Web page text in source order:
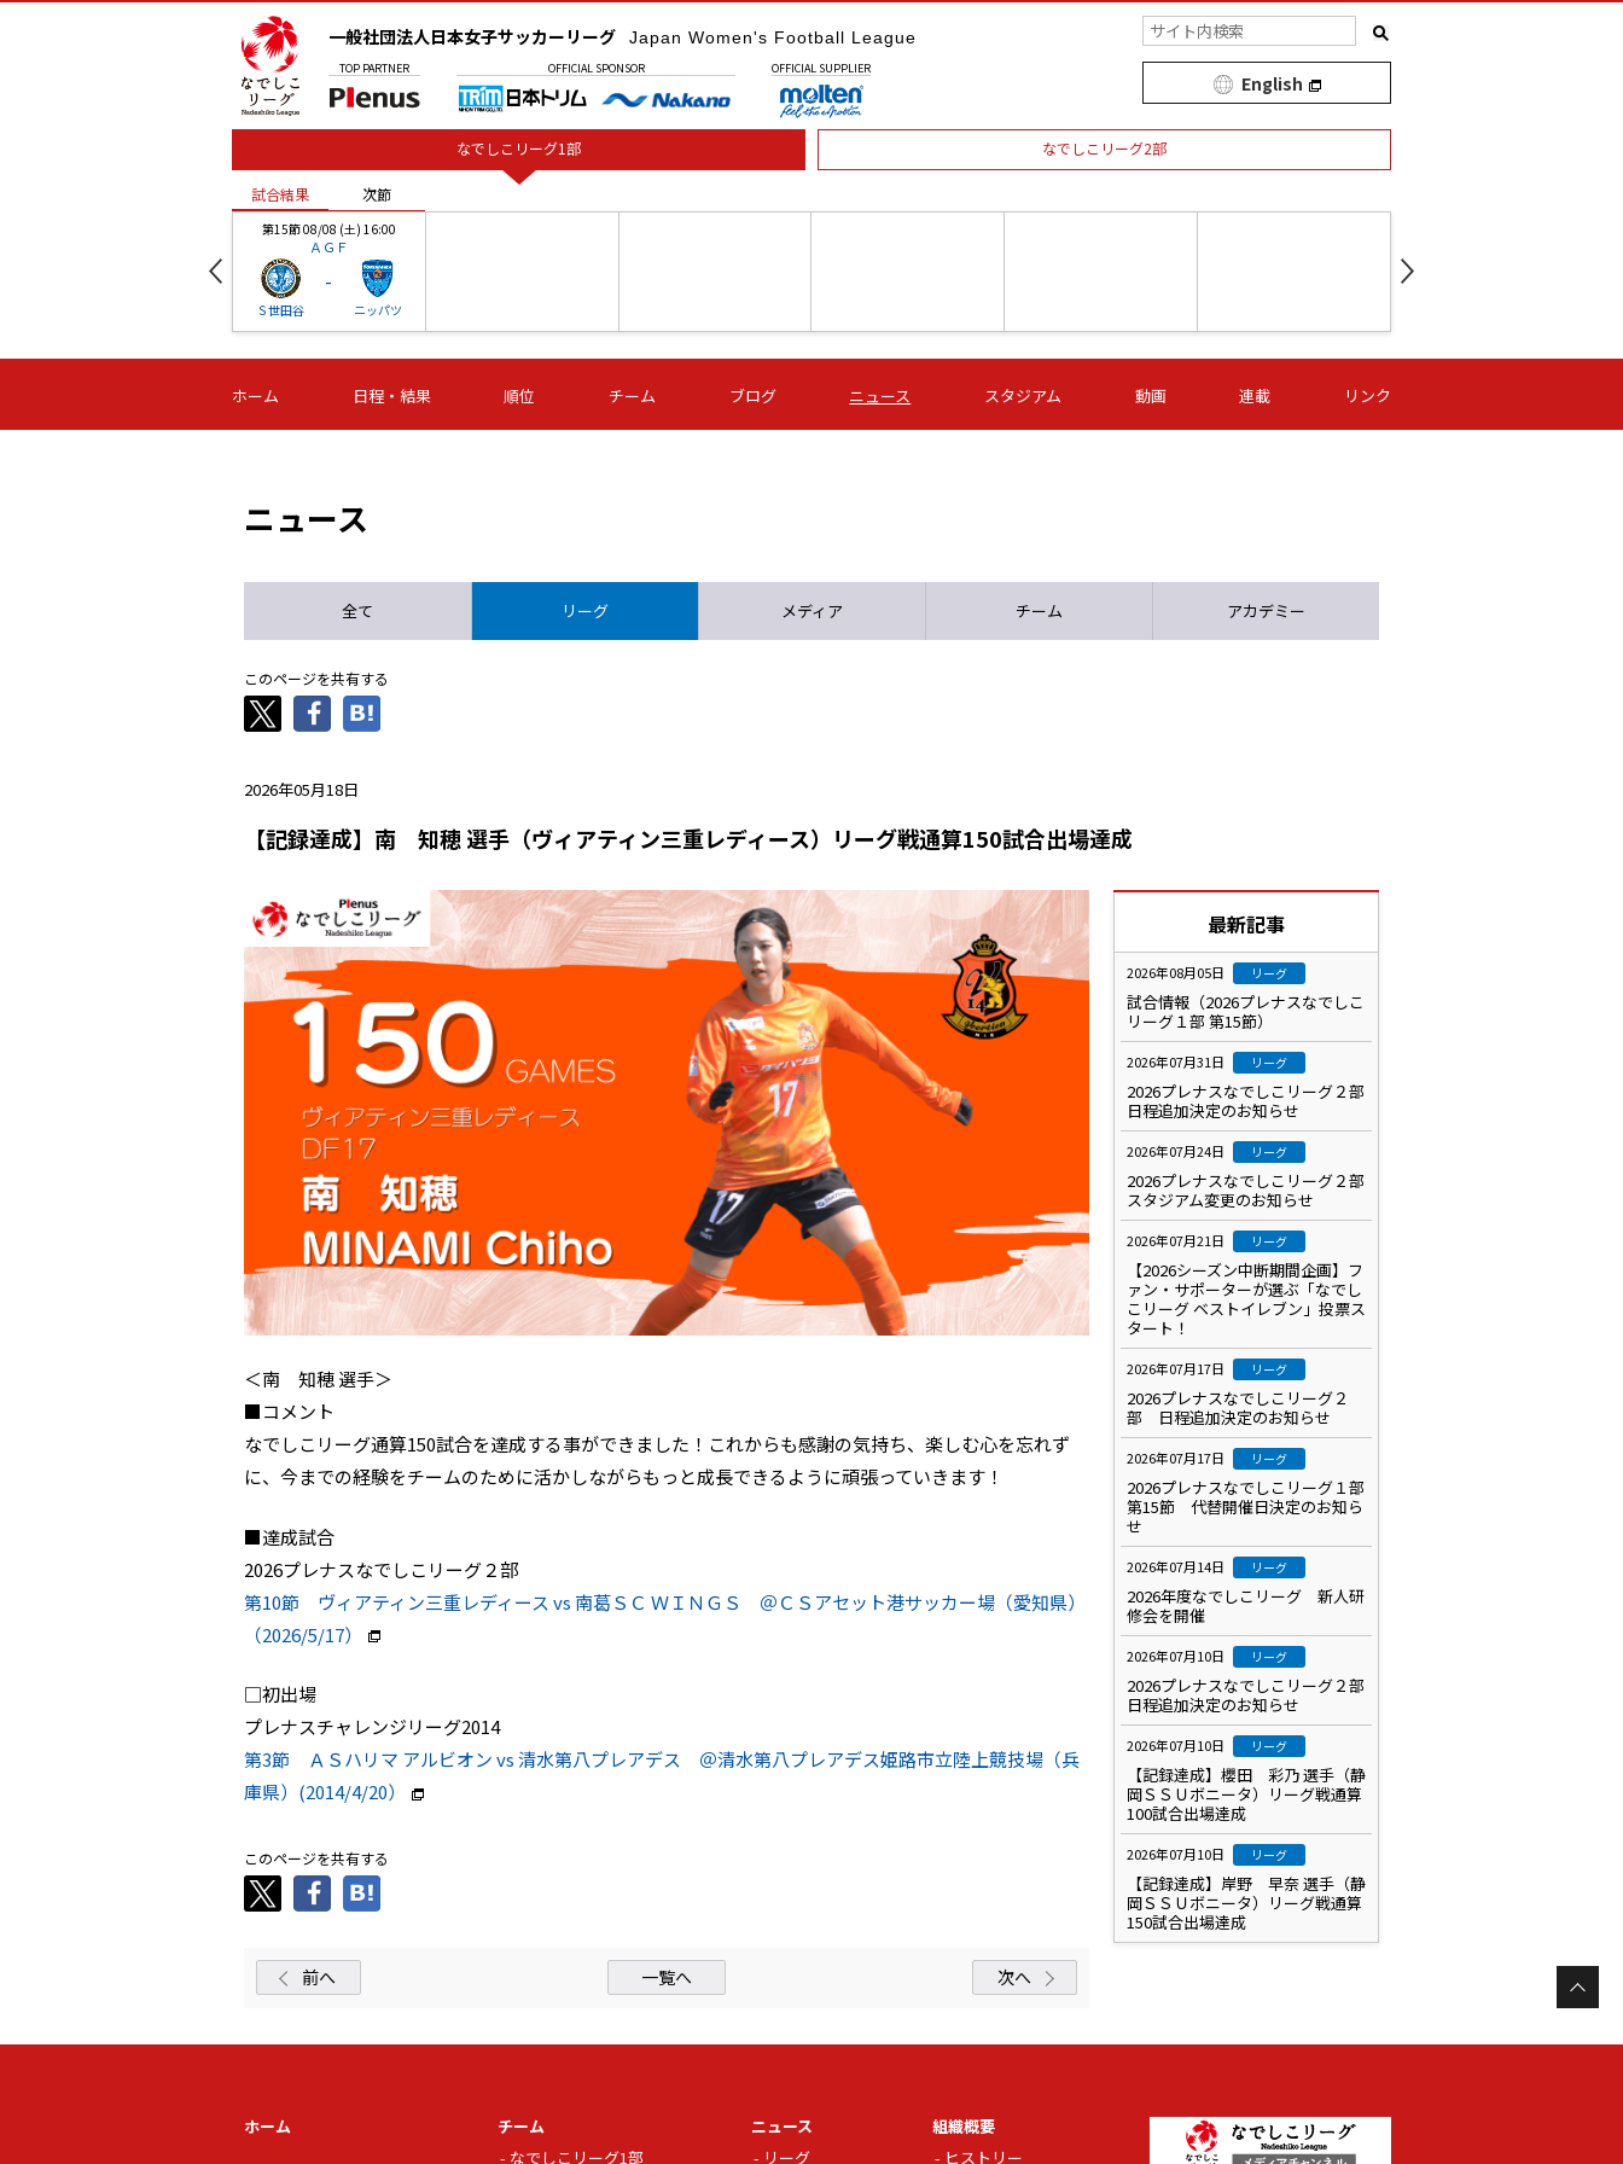
一般社団法人日本女子サッカーリーグ Japan Women's Football League
TOP PARTNER OFFICIAL SPONSOR OFFICIAL SUPPLIER
English
なでしこリーグ1部 なでしこリーグ2部
試合結果 次節
第15節 08/08 (土) 16:00
ＡＧＦ
Ｓ世田谷
-
ニッパツ
-
第16節 09/05 (土) 15:00
ニッパツ
-
第16節 09/05 (土) 15:00
石人の星
-
第16節 09/05 (土) 16:00
ＡＧＦ
-
いちご
-
第16節 09/06 (日) 15:00
-
第16節 09/06 (日) 15:00
- -
試合結果 次節
ホーム 日程・結果 順位 チーム ブログ ニュース スタジアム 動画 連載 リンク
ニュース
全て リーグ メディア チーム アカデミー
このページを共有する
2026年05月18日
【記録達成】南 知穂 選手（ヴィアティン三重レディース）リーグ戦通算150試合出場達成
＜南 知穂 選手＞
■コメント
なでしこリーグ通算150試合を達成する事ができました！これからも感謝の気持ち、楽しむ心を忘れず
に、今までの経験をチームのために活かしながらもっと成長できるように頑張っていきます！
■達成試合
2026プレナスなでしこリーグ２部
第10節 ヴィアティン三重レディース vs 南葛ＳＣ ＷＩＮＧＳ ＠ＣＳアセット港サッカー場（愛知県）
（2026/5/17）
□初出場
プレナスチャレンジリーグ2014
第3節 ＡＳハリマ アルビオン vs 清水第八プレアデス ＠清水第八プレアデス姫路市立陸上競技場（兵
庫県）(2014/4/20）
このページを共有する
前へ 一覧へ 次へ
最新記事
2026年08月05日 リーグ
試合情報（2026プレナスなでしこ
リーグ１部 第15節）
2026年07月31日 リーグ
2026プレナスなでしこリーグ２部
日程追加決定のお知らせ
2026年07月24日 リーグ
2026プレナスなでしこリーグ２部
スタジアム変更のお知らせ
2026年07月21日 リーグ
【2026シーズン中断期間企画】フ
ァン・サポーターが選ぶ「なでし
こリーグ ベストイレブン」投票ス
タート！
2026年07月17日 リーグ
2026プレナスなでしこリーグ２
部 日程追加決定のお知らせ
2026年07月17日 リーグ
2026プレナスなでしこリーグ１部
第15節 代替開催日決定のお知ら
せ
2026年07月14日 リーグ
2026年度なでしこリーグ 新人研
修会を開催
2026年07月10日 リーグ
2026プレナスなでしこリーグ２部
日程追加決定のお知らせ
2026年07月10日 リーグ
【記録達成】櫻田 彩乃 選手（静
岡ＳＳＵボニータ）リーグ戦通算
100試合出場達成
2026年07月10日 リーグ
【記録達成】岸野 早奈 選手（静
岡ＳＳＵボニータ）リーグ戦通算
150試合出場達成
ホーム
チーム
なでしこリーグ1部
ニュース
リーグ
組織概要
ヒストリー